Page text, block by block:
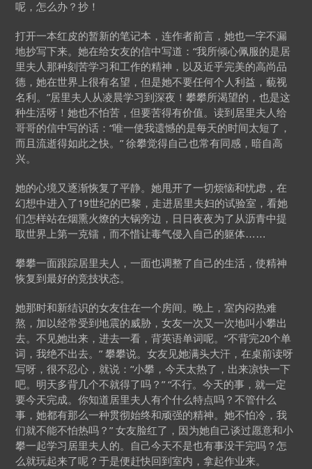
呢，怎么办？抄！
打开一本红皮的暂新的笔记本，连作者前言，她也一字不漏
地抄写下来。她在给女友的信中写道：“我所倾心佩服的是居
里夫人那种刻苦学习和工作的精神，以及近乎完美的高尚品
德，她在世界上很有名望，但是她不要任何个人利益，藐视
名利。”居里夫人从凌晨学习到深夜！攀攀所渴望的，也是这
种生活呀！她也不怕苦，但要苦得有价值。读到居里夫人给
哥哥的信中写的话：“唯一使我遗憾的是每天的时间太短了，
而且流逝得如此之快。” 徐攀觉得自己也常有同感，暗自高
兴。
她的心境又逐渐恢复了平静。她甩开了一切烦恼和忧虑，在
幻想中进入了19世纪的巴黎，走进居里夫妇的试验室，看她
们怎样站在烟熏火燎的大锅旁边，日日夜夜为了从沥青中提
取世界上第一克镭，而不惜让毒气侵入自己的躯体……
攀攀一面跟踪居里夫人，一面也调整了自己的生活，使精神
恢复到最好的竞技状态。
她那时和新结识的女友住在一个房间。晚上，室内闷热难
熬，加以经常受到地震的威胁，女友一次又一次地叫小攀出
去。不见她出来，进去一看，背英语单词呢。“不背完20个单
词，我绝不出去。” 攀攀说。女友见她满头大汗，在桌前读呀
写呀，很不忍心，就说：“小攀，今天太热了，出来凉快一下
吧。明天多背几个不就得了吗？” “不行。今天的事，就一定
要今天完成。你知道居里夫人有个什么特点吗？不管什么
事，她都有那么一种贯彻始终和顽强的精神。她不怕冷，我
们就不能不怕热吗？” 女友脸红了，因为她自己谈过愿意和小
攀一起学习居里夫人的。自己今天不是也有事没干完吗？怎
么就玩起来了呢？于是便赶快回到室内，拿起作业来。